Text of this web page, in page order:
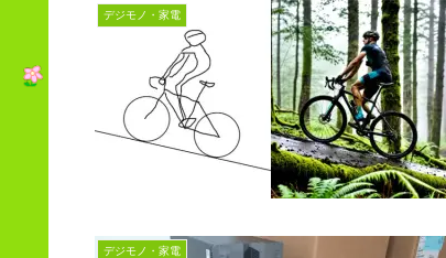
デジモノ・家電
デジモノ・家電